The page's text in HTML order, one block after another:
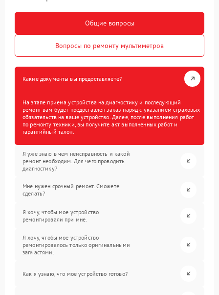
Общие вопросы
Вопросы по ремонту мультиметров
Какие документы вы предоставляете?
На этапе приема устройства на диагностику и последующий
ремонт вам будет предоставлен заказ-наряд с указанием страховых
обязательств на ваше устройство. Далее, после выполнения работ
по ремонту техники, вы получите акт выполненных работ и
гарантийный талон.
Я уже знаю в чем неисправность и какой
ремонт необходим. Для чего проводить
диагностику?
Мне нужен срочный ремонт. Сможете
сделать?
Я хочу, чтобы мое устройство
ремонтировали при мне.
Я хочу, чтобы мое устройство
ремонтировалось только оригинальными
запчастями.
Как я узнаю, что мое устройство готово?